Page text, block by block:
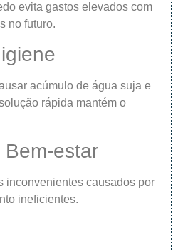
evita gastos elevados com
no futuro.
acúmulo de água suja e
rápida mantém o
estar
inconvenientes causados por
ineficientes.